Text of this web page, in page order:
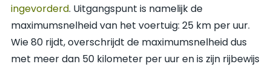
ingevorderd. Uitgangspunt is namelijk de
maximumsnelheid van het voertuig: 25 km per uur.
Wie 80 rijdt, overschrijdt de maximumsnelheid dus
met meer dan 50 kilometer per uur en is zijn rijbewijs